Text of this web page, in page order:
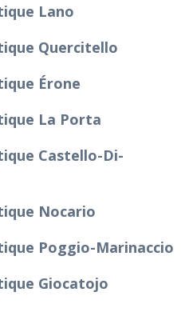
Lano
Quercitello
Érone
La Porta
Castello-Di-
Nocario
Poggio-Marinaccio
Giocatojo